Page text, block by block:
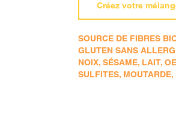
Créez votre
SOURCE DE FIBRES
GLUTEN SANS
NOIX, SÉSAME, LAIT,
SULFITES,